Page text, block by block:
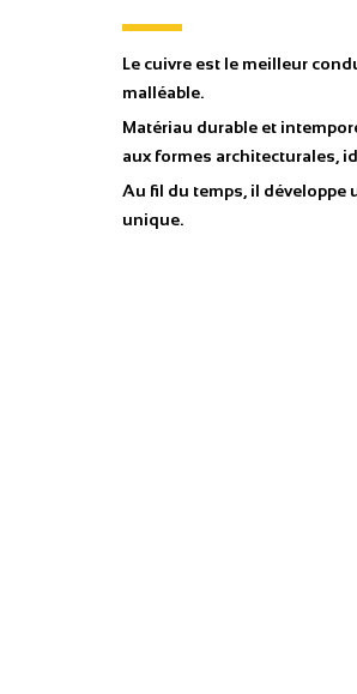
Le cuivre est le meilleur
malléable.
Matériau durable et
aux formes architecturales,
Au fil du temps, il développe
unique.